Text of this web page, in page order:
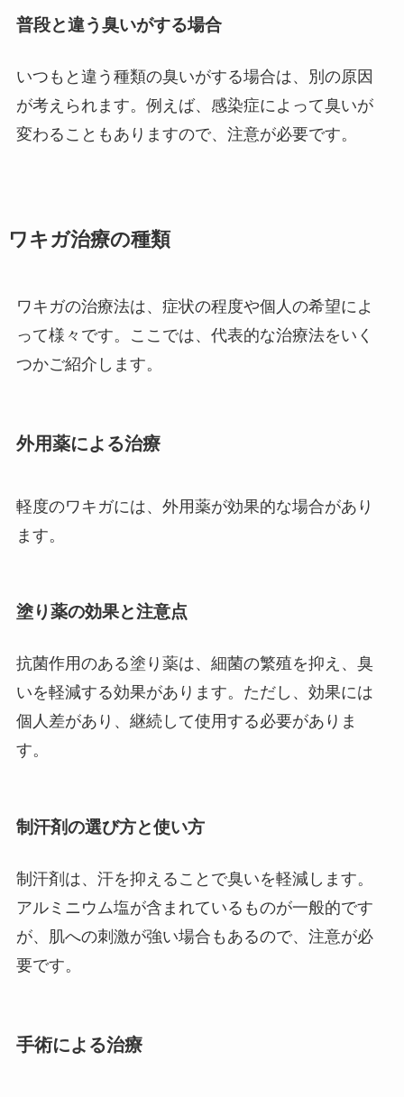
普段と違う臭いがする場合
いつもと違う種類の臭いがする場合は、別の原因
が考えられます。例えば、感染症によって臭いが
変わることもありますので、注意が必要です。
ワキガ治療の種類
ワキガの治療法は、症状の程度や個人の希望によ
って様々です。ここでは、代表的な治療法をいく
つかご紹介します。
外用薬による治療
軽度のワキガには、外用薬が効果的な場合があり
ます。
塗り薬の効果と注意点
抗菌作用のある塗り薬は、細菌の繁殖を抑え、臭
いを軽減する効果があります。ただし、効果には
個人差があり、継続して使用する必要がありま
す。
制汗剤の選び方と使い方
制汗剤は、汗を抑えることで臭いを軽減します。
アルミニウム塩が含まれているものが一般的です
が、肌への刺激が強い場合もあるので、注意が必
要です。
手術による治療